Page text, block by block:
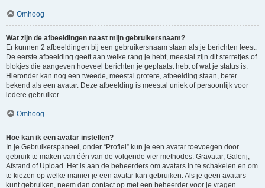
Omhoog
Wat zijn de afbeeldingen naast mijn gebruikersnaam?
Er kunnen 2 afbeeldingen bij een gebruikersnaam staan als je berichten leest.
De eerste afbeelding geeft aan welke rang je hebt, meestal zijn dit sterretjes of
blokjes die aangeven hoeveel berichten je geplaatst hebt of wat je status is.
Hieronder kan nog een tweede, meestal grotere, afbeelding staan, beter
bekend als een avatar. Deze afbeelding is meestal uniek of persoonlijk voor
iedere gebruiker.
Omhoog
Hoe kan ik een avatar instellen?
In je Gebruikerspaneel, onder “Profiel” kun je een avatar toevoegen door
gebruik te maken van één van de volgende vier methodes: Gravatar, Galerij,
Afstand of Upload. Het is aan de beheerders om avatars in te schakelen en om
te kiezen op welke manier je een avatar kan gebruiken. Als je geen avatars
kunt gebruiken, neem dan contact op met een beheerder voor je vragen